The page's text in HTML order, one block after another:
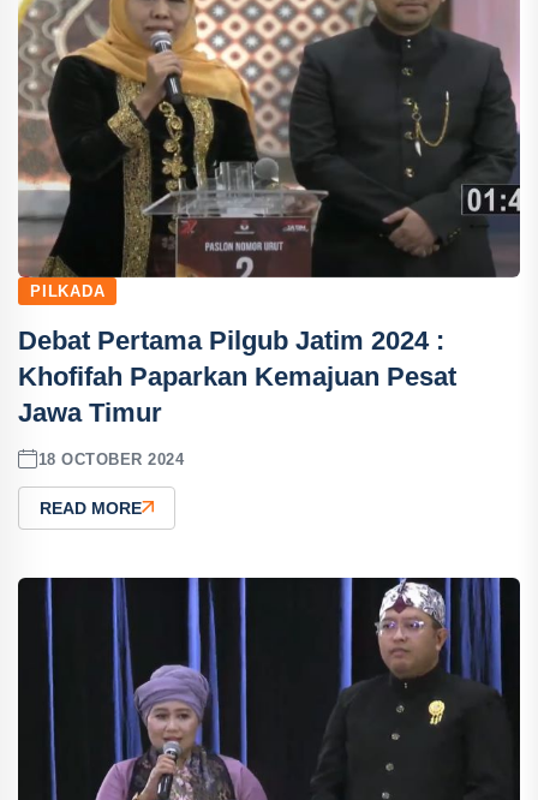
PILKADA
Debat Pertama Pilgub Jatim 2024 :
Khofifah Paparkan Kemajuan Pesat
Jawa Timur
18 OCTOBER 2024
READ MORE